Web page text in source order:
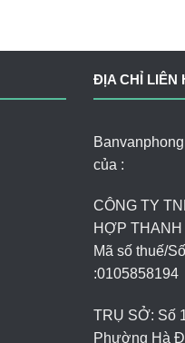
ĐỊA CHỈ LIÊN
của :
CÔNG TY
HỢP THANH
Mã số thuế/
:0105858194
TRỤ SỞ: Số
Phường Hà